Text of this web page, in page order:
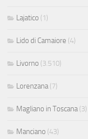
Lajatico (1)
Lido di Camaiore (4)
Livorno (3.510)
Lorenzana (7)
Magliano in Toscana (3)
Manciano (43)